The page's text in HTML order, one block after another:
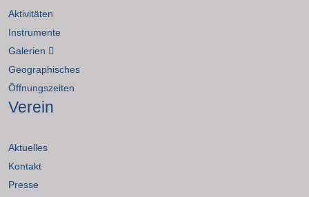
Aktivitäten
Instrumente
Galerien
Geographisches
Öffnungszeiten
Verein
Aktuelles
Kontakt
Presse